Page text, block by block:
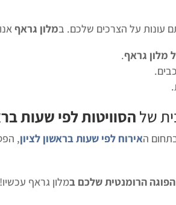
עונות על הצרכים שלכם. במלון גראף
מלון גראף.
של הסוויטות לפי שעות
האירוח לפי שעות בראשון לציון,
הרומנטית שלכם במלון גראף עכשיו!